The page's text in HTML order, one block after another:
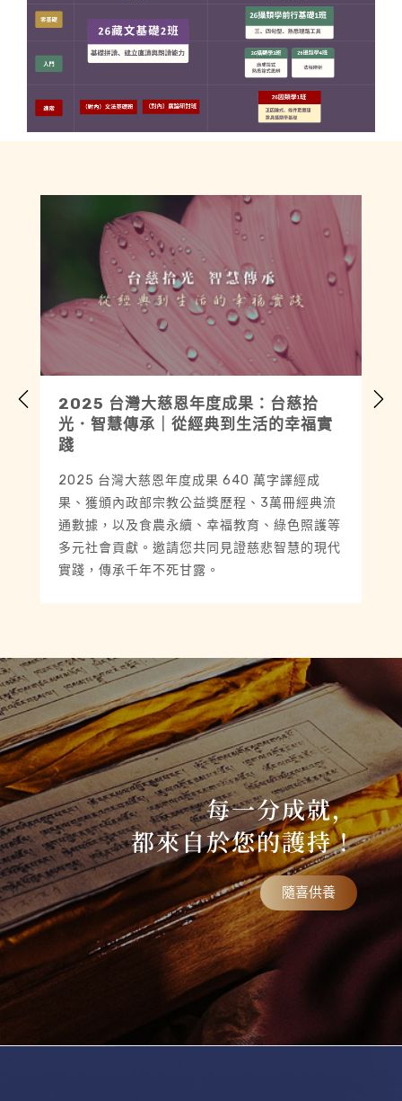
2025 台灣大慈恩年度成果：台慈拾
光．智慧傳承｜從經典到生活的幸福實
踐
2025 台灣大慈恩年度成果 640 萬字譯經成
果、獲頒內政部宗教公益獎歷程、3萬冊經典流
通數據，以及食農永續、幸福教育、綠色照護等
多元社會貢獻。邀請您共同見證慈悲智慧的現代
實踐，傳承千年不死甘露。
每一分成就，
都來自於您的護持！
隨喜供養